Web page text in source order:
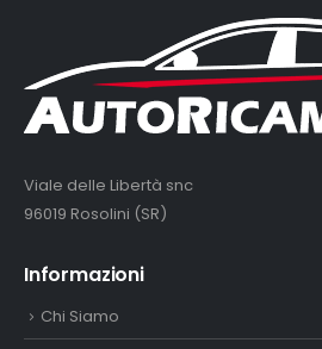
Viale delle Libertà snc
96019 Rosolini (SR)
Informazioni
Chi Siamo